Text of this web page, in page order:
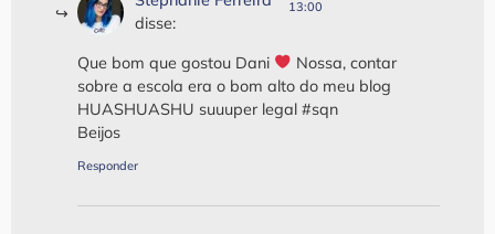
disse:
13:00
Que bom que gostou Dani
‍ Nossa, contar
sobre a escola era o bom alto do meu blog
HUASHUASHU suuuper legal #sqn
Beijos
Responder